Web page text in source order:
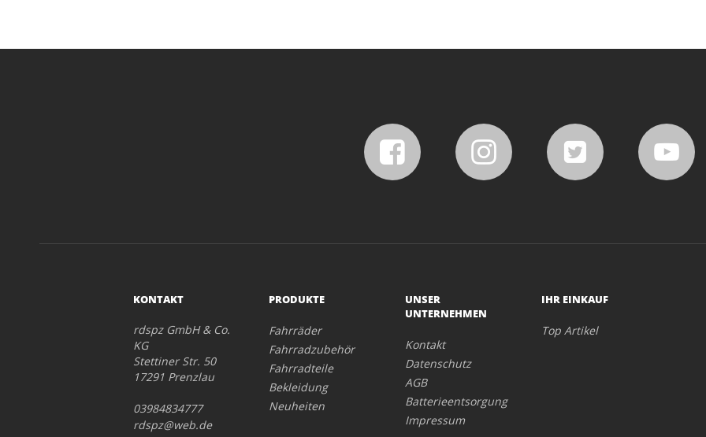
KONTAKT
rdspz GmbH & Co.
KG
Stettiner Str. 50
17291 Prenzlau
03984834777
rdspz@web.de
PRODUKTE
Fahrräder
Fahrradzubehör
Fahrradteile
Bekleidung
Neuheiten
UNSER
UNTERNEHMEN
Kontakt
Datenschutz
AGB
Batterieentsorgung
Impressum
IHR EINKAUF
Top Artikel